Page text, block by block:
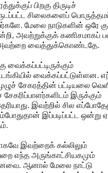
பிறகு திருடிச்
சிலைகளைப்
மேலை நாடுகளின் ஒரே
அவற்றுக்குக் கணிசமாகப்
அவற்றை வைத்துக்கொண்டதே.
வைக்கப்பட்டிருக்கும்
வைக்கப்பட்டுள்ளன.
சேகரத்தின் பட்டியலை
இருக்கும்
இவற்றில் சில
இப்படிப்பட்ட ஒன்று
இவற்றைக் கல்லிலும்
எந்த அருங்காட்சியகமும்
ஆனால் மேலை நாட்டு